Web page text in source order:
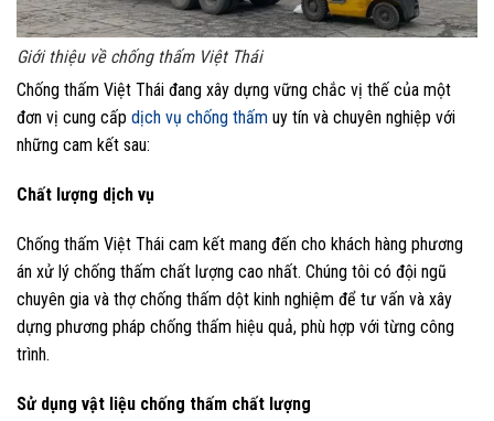
Giới thiệu về chống thấm Việt Thái
Chống thấm Việt Thái đang xây dựng vững chắc vị thế của một
đơn vị cung cấp dịch vụ chống thấm uy tín và chuyên nghiệp với
những cam kết sau:
Chất lượng dịch vụ
Chống thấm Việt Thái cam kết mang đến cho khách hàng phương
án xử lý chống thấm chất lượng cao nhất. Chúng tôi có đội ngũ
chuyên gia và thợ chống thấm dột kinh nghiệm để tư vấn và xây
dựng phương pháp chống thấm hiệu quả, phù hợp với từng công
trình.
Sử dụng vật liệu chống thấm chất lượng